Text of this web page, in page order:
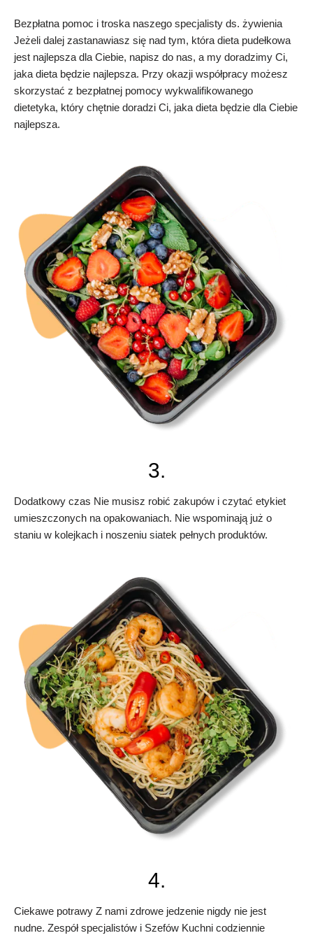
Bezpłatna pomoc i troska naszego specjalisty ds. żywienia
Jeżeli dalej zastanawiasz się nad tym, która dieta pudełkowa
jest najlepsza dla Ciebie, napisz do nas, a my doradzimy Ci,
jaka dieta będzie najlepsza. Przy okazji współpracy możesz
skorzystać z bezpłatnej pomocy wykwalifikowanego
dietetyka, który chętnie doradzi Ci, jaka dieta będzie dla Ciebie
najlepsza.
3.
Dodatkowy czas Nie musisz robić zakupów i czytać etykiet
umieszczonych na opakowaniach. Nie wspominają już o
staniu w kolejkach i noszeniu siatek pełnych produktów.
4.
Ciekawe potrawy Z nami zdrowe jedzenie nigdy nie jest
nudne. Zespół specjalistów i Szefów Kuchni codziennie